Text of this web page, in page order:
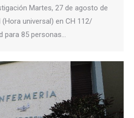
Martes, 27 de agosto de
(Hora universal) en CH 112/
para 85 personas…